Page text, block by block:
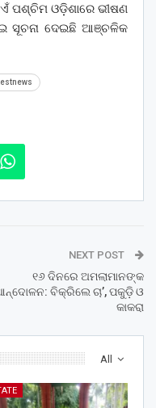
ପଶ୍ଚିମ ଓଡ଼ିଶାରେ ଭୀଷଣ
ସୂଚନା ଦେଇଛି ଆଞ୍ଚଳିକ
NEXT POST
୧୬ ଦିନରେ ଅମଲାମାନଙ୍କ
ବିକ୍ରିଲେ ଚା’, ପକୁଡ଼ି ଓ
କାକରା
All